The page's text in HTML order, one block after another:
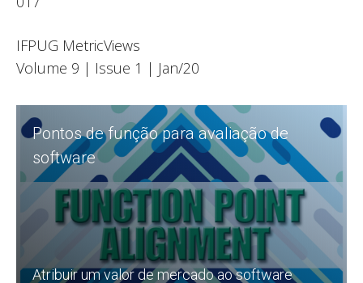
IFPUG MetricViews
Volume 9 | Issue 1 | Jan/20
Pontos de função para avaliação de
software
Atribuir um valor de mercado ao software